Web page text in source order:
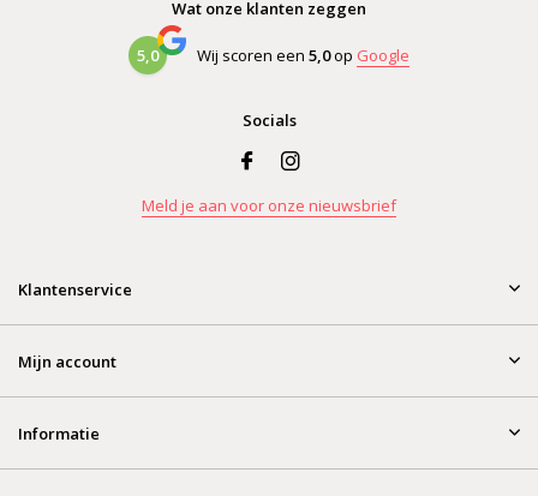
Wat onze klanten zeggen
5,0 Wij scoren een 5,0op Google
Socials
Meld je aan voor onze nieuwsbrief
Klantenservice
Mijn account
Informatie